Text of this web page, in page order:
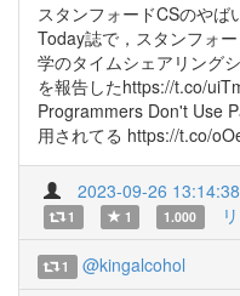
スタンフォードCSのや
Today誌で，スタンフォ
学のタイムシェアリング
を報告したhttps://t.co/
Programmers Don't Use
用されてる https://t.co/
2023-09-26 13:14:38
1 1 1.000
1 @kingalcohol